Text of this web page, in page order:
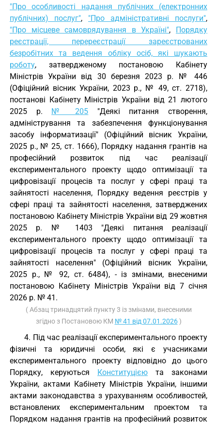
"Про особливості надання публічних (електронних
публічних) послуг", "Про адміністративні послуги",
"Про місцеве самоврядування в Україні", Порядку
реєстрації, перереєстрації зареєстрованих
безробітних та ведення обліку осіб, які шукають
роботу, затвердженому постановою Кабінету
Міністрів України від 30 березня 2023 р. № 446
(Офіційний вісник України, 2023 р., № 49, ст. 2718),
постанові Кабінету Міністрів України від 21 лютого
2025 р. № 205 "Деякі питання створення,
адміністрування та забезпечення функціонування
засобу інформатизації" (Офіційний вісник України,
2025 р., № 25, ст. 1666), Порядку надання грантів на
професійний розвиток під час реалізації
експериментального проекту щодо оптимізації та
цифровізації процесів та послуг у сфері праці та
зайнятості населення, Порядку ведення реєстрів у
сфері праці та зайнятості населення, затверджених
постановою Кабінету Міністрів України від 29 жовтня
2025 р. № 1403 "Деякі питання реалізації
експериментального проекту щодо оптимізації та
цифровізації процесів та послуг у сфері праці та
зайнятості населення" (Офіційний вісник України,
2025 р., № 92, ст. 6484), - із змінами, внесеними
постановою Кабінету Міністрів України від 7 січня
2026 р. № 41.
( Абзац тринадцятий пункту 3 із змінами, внесеними
згідно з Постановою КМ № 41 від 07.01.2026)
4. Під час реалізації експериментального проекту
фізичні та юридичні особи, які є учасниками
експериментального проекту відповідно до цього
Порядку, керуються Конституцією та законами
України, актами Кабінету Міністрів України, іншими
актами законодавства з урахуванням особливостей,
встановлених експериментальним проектом та
Порядком надання грантів на професійний розвиток